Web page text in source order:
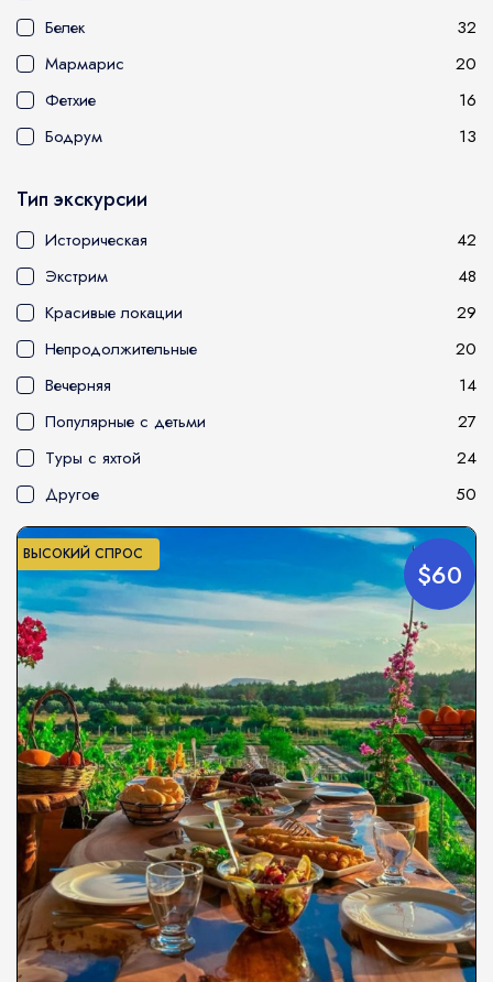
Белек
32
Мармарис
20
Фетхие
16
Бодрум
13
Тип экскурсии
Историческая
42
Экстрим
48
Красивые локации
29
Непродолжительные
20
Вечерняя
14
Популярные с детьми
27
Туры с яхтой
24
Другое
50
$60
ВЫСОКИЙ СПРОС
др.
На лошадях